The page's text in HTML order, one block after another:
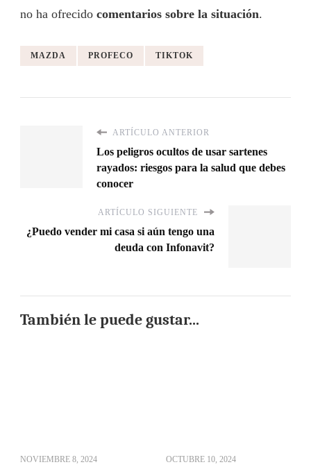
no ha ofrecido comentarios sobre la situación.
MAZDA PROFECO TIKTOK
ARTÍCULO ANTERIOR
Los peligros ocultos de usar sartenes
rayados: riesgos para la salud que debes
conocer
ARTÍCULO SIGUIENTE
¿Puedo vender mi casa si aún tengo una
deuda con Infonavit?
También le puede gustar...
NOVIEMBRE 8, 2024 OCTUBRE 10, 2024